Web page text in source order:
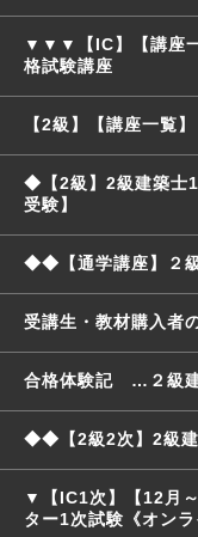
▼▼▼【IC】【講座
格試験講座
【2級】【講座一覧
◆【2級】2級建築士
受験】
◆◆【通学講座】２
受講生・教材購入者
合格体験記 …２級
◆◆【2級2次】2級建
▼【IC1次】【12月
ター1次試験《オ